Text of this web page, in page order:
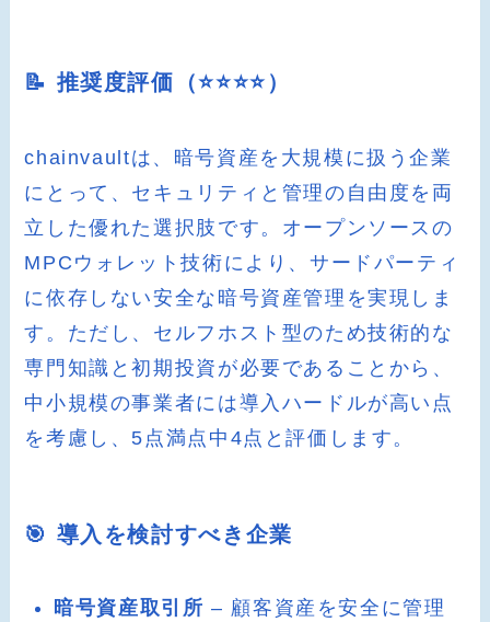
📝 推奨度評価（⭐️⭐️⭐️⭐️）
chainvaultは、暗号資産を大規模に扱う企業
にとって、セキュリティと管理の自由度を両
立した優れた選択肢です。オープンソースの
MPCウォレット技術により、サードパーティ
に依存しない安全な暗号資産管理を実現しま
す。ただし、セルフホスト型のため技術的な
専門知識と初期投資が必要であることから、
中小規模の事業者には導入ハードルが高い点
を考慮し、5点満点中4点と評価します。
🎯 導入を検討すべき企業
暗号資産取引所 – 顧客資産を安全に管理